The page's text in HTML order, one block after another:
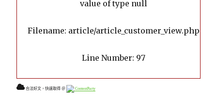
value of type null
Filename: article/article_customer_view.php
Line Number: 97
合法好文，快速取得 ＠ ContentParty